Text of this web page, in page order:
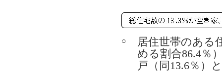
○
居住世帯のある
める割合86.4％
戸（同13.6％）